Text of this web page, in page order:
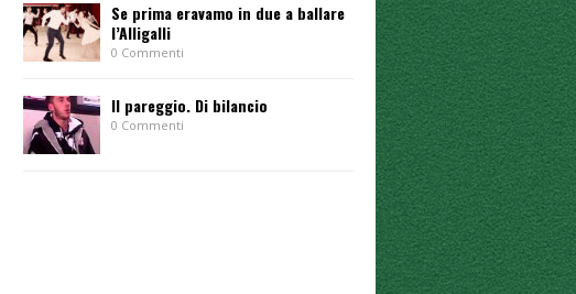
Se prima eravamo in due a ballare
l’Alligalli
0 Commenti
Il pareggio. Di bilancio
0 Commenti